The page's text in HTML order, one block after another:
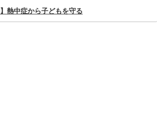
熱中症から子どもを守る